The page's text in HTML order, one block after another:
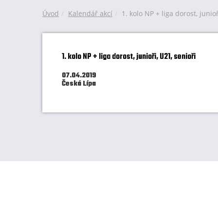
Úvod Kalendář akcí 1. kolo NP + liga dorost,
1. kolo NP + liga dorost, junioři, U21, senioři
07.04.2019
Česká Lípa